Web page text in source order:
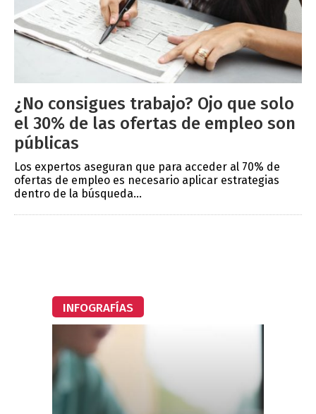
¿No consigues trabajo? Ojo que solo
el 30% de las ofertas de empleo son
públicas
Los expertos aseguran que para acceder al 70% de
ofertas de empleo es necesario aplicar estrategias
dentro de la búsqueda...
INFOGRAFÍAS